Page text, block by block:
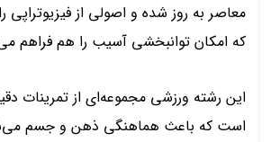
معاصر به روز شده و اصولی از فیزیوتراپی
که امکان توانبخشی آسیب را هم فراهم
این رشته ورزشی مجموعه‌ای از تمرینات
است که باعث هماهنگی ذهن و جسم